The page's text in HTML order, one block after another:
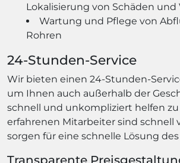
Lokalisierung von Schäden
Wartung und Pflege von
Rohren
24-Stunden-Service
Wir bieten einen 24-Stunden-
um Ihnen auch außerhalb der
schnell und unkompliziert helfen
erfahrenen Mitarbeiter sind schnell
sorgen für eine schnelle Lösung
Transparente